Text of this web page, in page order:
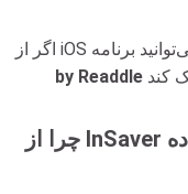
by Readdle
چرا از InSaver برای دانلود اینستاگرام ریلز استفاده